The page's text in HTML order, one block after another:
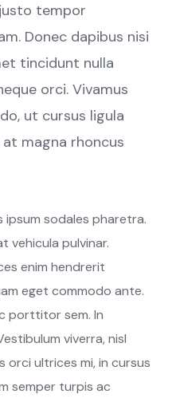
tempor
Donec dapibus nisi
tincidunt nulla
orci. Vivamus
ut cursus ligula
magna rhoncus
sodales pharetra.
vehicula pulvinar.
enim hendrerit
eget commodo ante.
porttitor sem. In
viverra, nisl
ultrices mi, in cursus
semper turpis ac